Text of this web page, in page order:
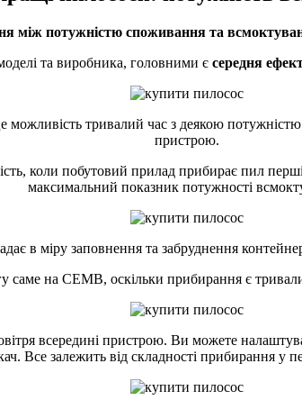
між потужністю споживання та
та виробника, головними є середня
можливість тривалий час з деякою
пристрою.
коли побутовий прилад прибирає пил
максимальний показник потужності
в міру заповнення та забруднення
саме на СЕМВ, оскільки прибирання є
всередині пристрою. Ви можете
Все залежить від складності прибирання у